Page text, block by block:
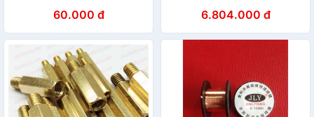
laptop, các thiết bị điện,
đồng hồ, huyết áp
60.000 đ
WHT-N , WPACE3-BLK ,
WPACE3-WHT, WPACE3-INK
,WPACE3-CHK
6.804.000 đ